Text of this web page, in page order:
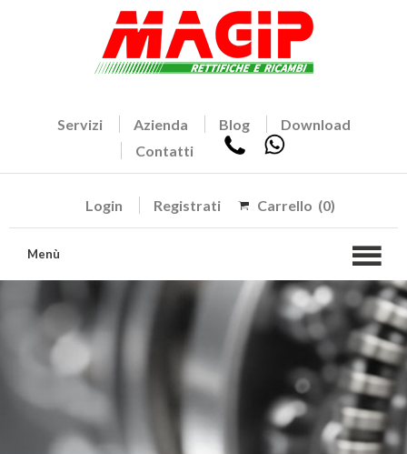
Servizi Azienda Blog
Download
Contatti
Login Registrati Carrello (0)
Menù